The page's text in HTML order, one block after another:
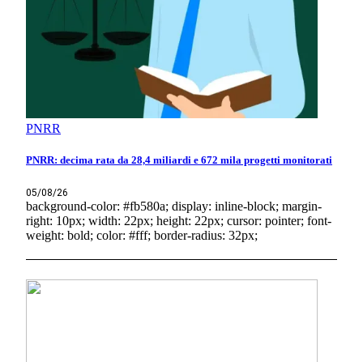
PNRR
PNRR: decima rata da 28,4 miliardi e 672 mila progetti monitorati
05/08/26
background-color: #fb580a; display: inline-block; margin-
right: 10px; width: 22px; height: 22px; cursor: pointer; font-
weight: bold; color: #fff; border-radius: 32px;